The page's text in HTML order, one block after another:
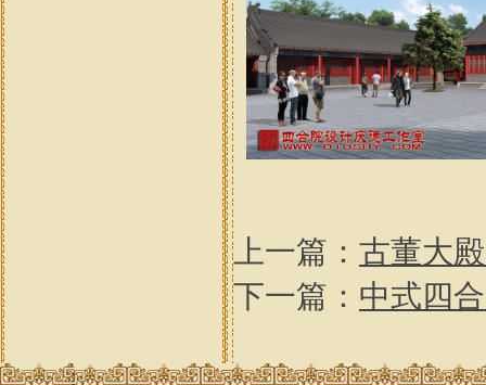
上一篇： 古董大
下一篇： 中式四